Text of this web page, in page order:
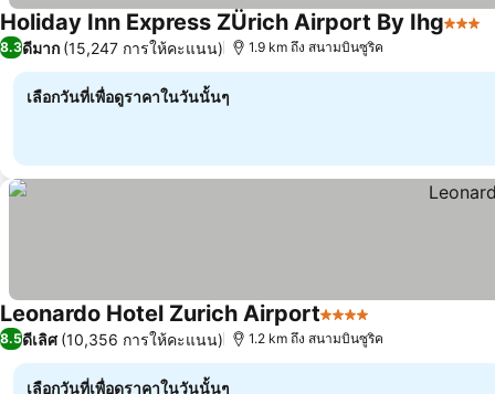
Holiday Inn Express ZÜrich Airport By Ihg3 ดาว
8.3ดีมาก (15,247 การให้คะแนน) 1.9 km ถึง สนามบินซูริค
เลือกวันที่เพื่อดูราคาในวันนั้นๆ
Leonardo Hotel Zurich Airport4 ดาว
8.5ดีเลิศ (10,356 การให้คะแนน) 1.2 km ถึง สนามบินซูริค
เลือกวันที่เพื่อดูราคาในวันนั้นๆ